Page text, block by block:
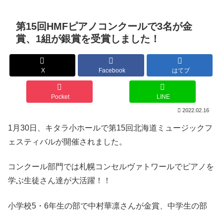
第15回HMFピアノコンクールで3名が金
賞、1組が銀賞を受賞しました！
X Facebook はてブ
Pocket LINE
2022.02.16
1月30日、キタラ小ホールで第15回北海道ミュージックフ
ェスティバルが開催されました。
コンクール部門では札幌コンセルヴァトワールでピアノを
学ぶ生徒さん達が大活躍！！
小学校5・6年生の部で中村華凛さんが金賞、中学生の部